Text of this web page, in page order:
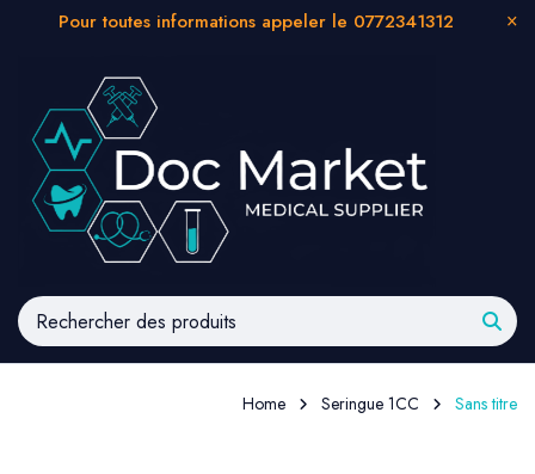
Pour toutes informations appeler le 0772341312
Home Seringue 1CC Sans titre